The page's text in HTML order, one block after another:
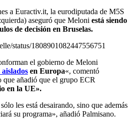
a Euractiv.it, la eurodiputada de M5S
aseguró que Meloni está siendo
de decisión en Bruselas.
status/1808901082447556751
el gobierno de Meloni
aislados en Europa«, comentó
que añadió que el grupo ECR
en la UE».
les está desairando, sino que además
su programa», añadió Palmisano.